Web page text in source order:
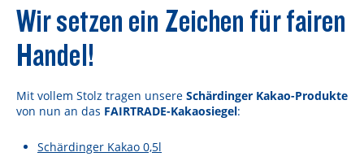
Wir setzen ein Zeichen für fairen
Handel!
Mit vollem Stolz tragen unsere Schärdinger Kakao-Produkte
von nun an das FAIRTRADE-Kakaosiegel:
Schärdinger Kakao 0,5l